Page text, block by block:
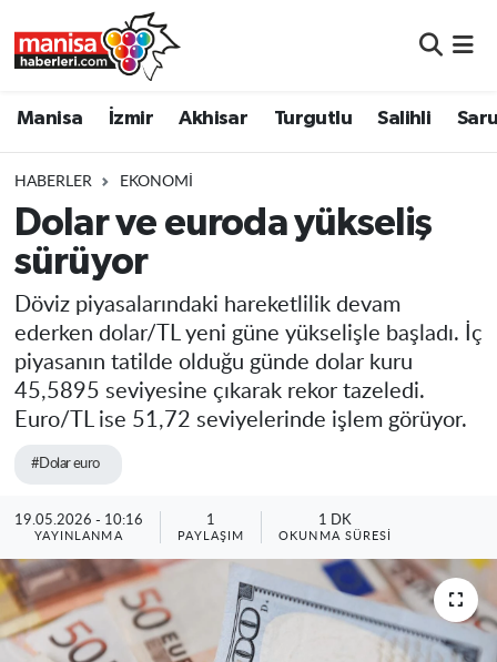
Manisa İzmir Akhisar Turgutlu Salihli
HABERLER EKONOMI
Dolar ve euroda yükseliş
sürüyor
Döviz piyasalarındaki hareketlilik devam
ederken dolar/TL yeni güne yükselişle başladı. İç
piyasanın tatilde olduğu günde dolar kuru
45,5895 seviyesine çıkarak rekor tazeledi.
Euro/TL ise 51,72 seviyelerinde işlem görüyor.
#Dolar euro
19.05.2026 - 10:16
YAYINLANMA
1
PAYLAŞIM
1 DK
OKUNMA SÜRESI
Turgutlu
Salihli
Saruhanlı
Soma
Manisa Nöbetçi Eczaneler
Manisa Trafik Yoğunluk Haritası
Süper Lig Puan Durumu ve Fikstür
Tüm Manşetler
Son Dakika Haberleri